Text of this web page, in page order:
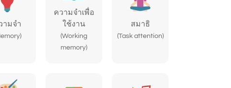
ามจำ
ความจำเพื่อ
ใช้งาน
(Working
memory)
สมาธิ
(Task attention)